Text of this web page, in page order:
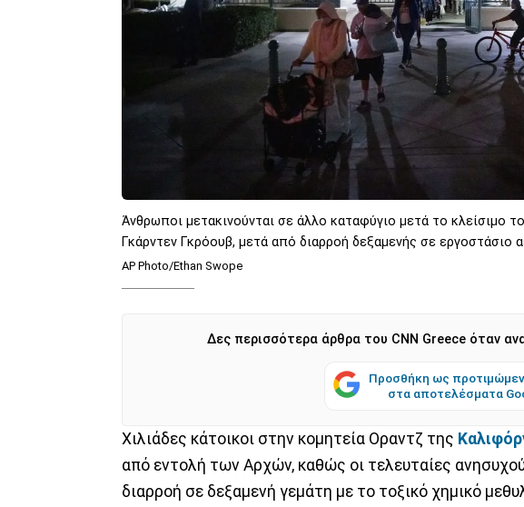
Άνθρωποι μετακινούνται σε άλλο καταφύγιο μετά το κλείσιμο
Γκάρντεν Γκρόουβ, μετά από διαρροή δεξαμενής σε εργοστάσιο
AP Photo/Ethan Swope
Δες περισσότερα άρθρα του CNN Greece όταν
Προσθήκη ως
στα αποτελέσματα
Χιλιάδες κάτοικοι στην κομητεία Οραντζ της
από εντολή των Αρχών, καθώς οι τελευταίες
διαρροή σε δεξαμενή γεμάτη με το τοξικό χημικό